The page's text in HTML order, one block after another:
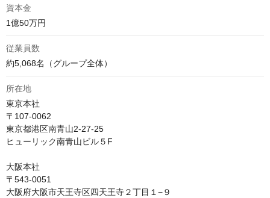
資本金
1億50万円
従業員数
約5,068名（グループ全体）
所在地
東京本社
〒107-0062
東京都港区南青山2-27-25
ヒューリック南青山ビル５F
大阪本社
〒543-0051
大阪府大阪市天王寺区四天王寺２丁目１−９